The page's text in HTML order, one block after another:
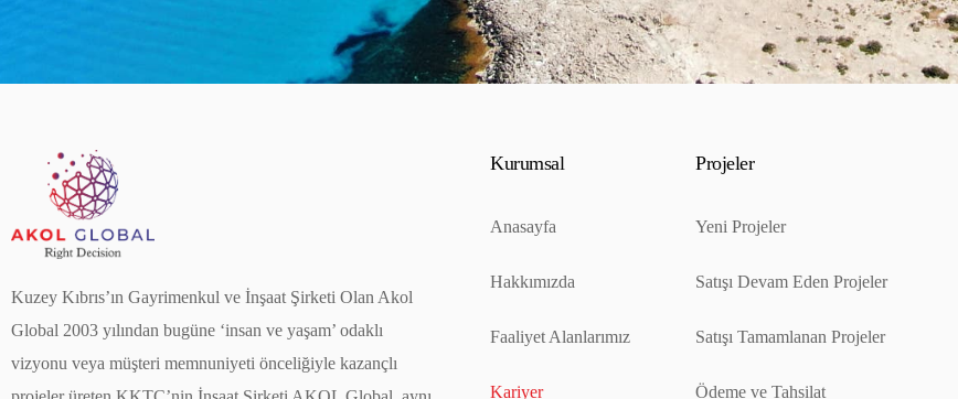
Kuzey Kıbrıs’ın Gayrimenkul ve İnşaat Şirketi Olan Akol
Global 2003 yılından bugüne ‘insan ve yaşam’ odaklı
vizyonu veya müşteri memnuniyeti önceliğiyle kazançlı
Kurumsal
Anasayfa
Hakkımızda
Faaliyet Alanlarımız
Kariyer
Projeler
Yeni Projeler
Satışı Devam Eden Projeler
Satışı Tamamlanan Projeler
Ödeme ve Tahsilat